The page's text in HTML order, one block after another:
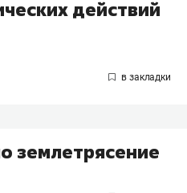
действий
землетрясение